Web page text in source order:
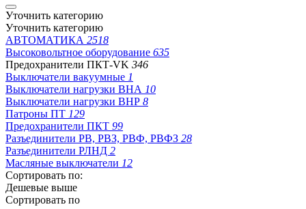
Уточнить категорию
Уточнить категорию
АВТОМАТИКА 2518
Высоковольтное оборудование 635
Предохранители ПКТ-VK 346
Выключатели вакуумные 1
Выключатели нагрузки ВНА 10
Выключатели нагрузки ВНР 8
Патроны ПТ 129
Предохранители ПКТ 99
Разъединители РВ, РВЗ, РВФ, РВФЗ 28
Разъединители РЛНД 2
Масляные выключатели 12
Сортировать по:
Дешевые выше
Сортировать по